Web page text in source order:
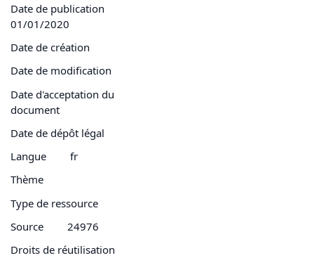
Date de publication
01/01/2020
Date de création
Date de modification
Date d'acceptation du
document
Date de dépôt légal
Langue
fr
Thème
Type de ressource
Source
24976
Droits de réutilisation